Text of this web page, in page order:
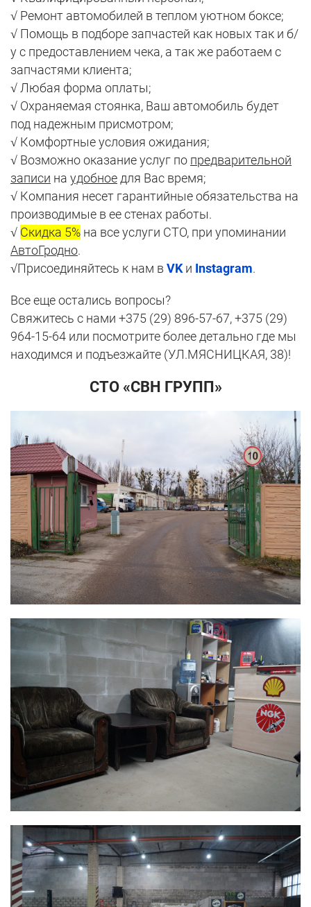
√ Ремонт автомобилей в теплом уютном боксе;
√ Помощь в подборе запчастей как новых так и б/
у с предоставлением чека, а так же работаем с
запчастями клиента;
√ Любая форма оплаты;
√ Охраняемая стоянка, Ваш автомобиль будет
под надежным присмотром;
√ Комфортные условия ожидания;
√ Возможно оказание услуг по предварительной
записи на удобноедля Вас время;
√ Компания несет гарантийные обязательства на
производимые в ее стенах работы.
√ Скидка 5% на все услуги СТО, при упоминании
АвтоГродно.
√Присоединяйтесь к нам в VKи Instagram.
Все еще остались вопросы?
Свяжитесь с нами +375 (29) 896-57-67, +375 (29)
964-15-64 или посмотрите более детально где мы
находимся и подъезжайте (УЛ.МЯСНИЦКАЯ, 38)!
СТО «СВН ГРУПП»